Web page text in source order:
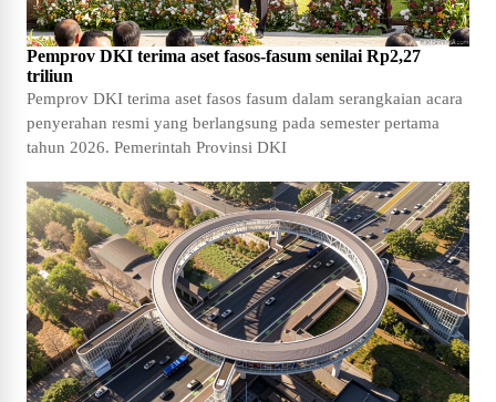
Pemprov DKI terima aset fasos-fasum senilai Rp2,27
triliun
Pemprov DKI terima aset fasos fasum dalam serangkaian acara
penyerahan resmi yang berlangsung pada semester pertama
tahun 2026. Pemerintah Provinsi DKI